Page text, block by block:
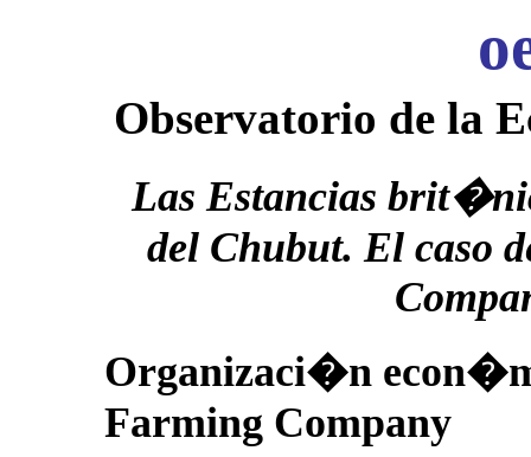
Observatorio de la
Las Estancias
del Chubut. El caso
Organizaci�n
Farming Company